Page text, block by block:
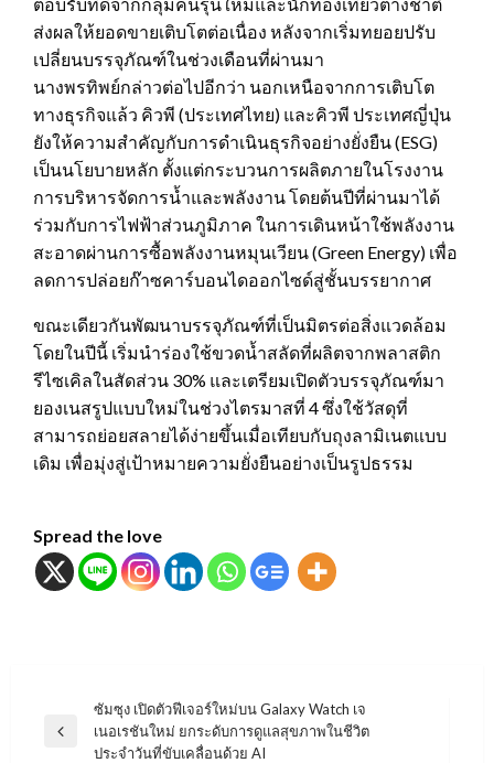
ส่งผลให้ยอดขายเติบโตต่อเนื่อง หลังจากเริ่มทยอยปรับ
เปลี่ยนบรรจุภัณฑ์ในช่วงเดือนที่ผ่านมา
นางพรทิพย์กล่าวต่อไปอีกว่า นอกเหนือจากการเติบโต
ทางธุรกิจแล้ว คิวพี (ประเทศไทย) และคิวพี ประเทศญี่ปุ่น
ยังให้ความสำคัญกับการดำเนินธุรกิจอย่างยั่งยืน (ESG)
เป็นนโยบายหลัก ตั้งแต่กระบวนการผลิตภายในโรงงาน
การบริหารจัดการน้ำและพลังงาน โดยต้นปีที่ผ่านมาได้
ร่วมกับการไฟฟ้าส่วนภูมิภาค ในการเดินหน้าใช้พลังงาน
สะอาดผ่านการซื้อพลังงานหมุนเวียน (Green Energy) เพื่อ
ลดการปล่อยก๊าซคาร์บอนไดออกไซด์สู่ชั้นบรรยากาศ
ขณะเดียวกันพัฒนาบรรจุภัณฑ์ที่เป็นมิตรต่อสิ่งแวดล้อม
โดยในปีนี้ เริ่มนำร่องใช้ขวดน้ำสลัดที่ผลิตจากพลาสติก
รีไซเคิลในสัดส่วน 30% และเตรียมเปิดตัวบรรจุภัณฑ์มา
ยองเนสรูปแบบใหม่ในช่วงไตรมาสที่ 4 ซึ่งใช้วัสดุที่
สามารถย่อยสลายได้ง่ายขึ้นเมื่อเทียบกับถุงลามิเนตแบบ
เดิม เพื่อมุ่งสู่เป้าหมายความยั่งยืนอย่างเป็นรูปธรรม
Spread the love
แนะแนว
เรื่อง
Previous
ซัมซุง เปิดตัวฟีเจอร์ใหม่บน Galaxy Watch เจ
เนอเรชันใหม่ ยกระดับการดูแลสุขภาพในชีวิต
ประจำวันที่ขับเคลื่อนด้วย AI